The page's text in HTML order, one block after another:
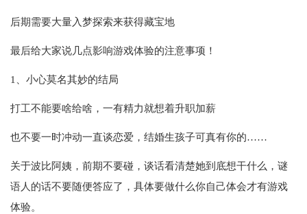
后期需要大量入梦探索来获得藏宝地
最后给大家说几点影响游戏体验的注意事项！
1、小心莫名其妙的结局
打工不能要啥给啥，一有精力就想着升职加薪
也不要一时冲动一直谈恋爱，结婚生孩子可真有你的……
关于波比阿姨，前期不要碰，谈话看清楚她到底想干什么，谜
语人的话不要随便答应了，具体要做什么你自己体会才有游戏
体验。